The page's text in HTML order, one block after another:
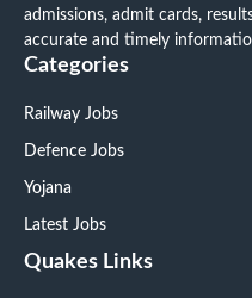
admissions, admit cards,
accurate and timely
Categories
Railway Jobs
Defence Jobs
Yojana
Latest Jobs
Quakes Links